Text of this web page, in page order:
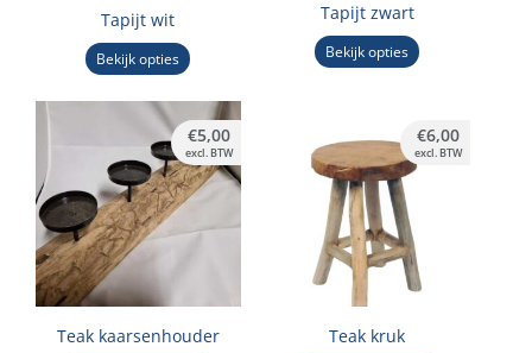
Tapijt wit
Bekijk opties
Tapijt zwart
Bekijk opties
Teak kaarsenhouder
€5,00
excl. BTW
Teak kruk
€6,00
excl. BTW